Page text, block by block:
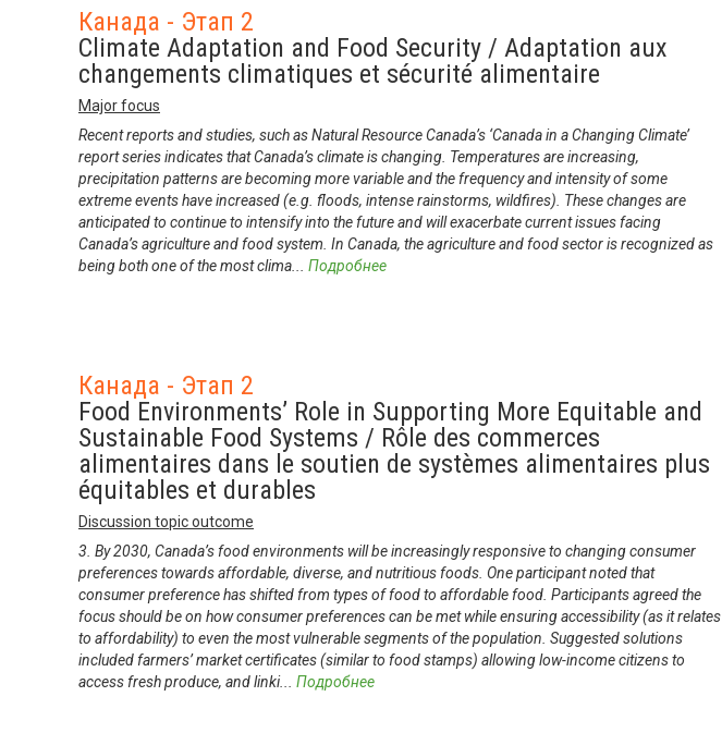
Канада - Этап 2
Climate Adaptation and Food Security / Adaptation aux
changements climatiques et sécurité alimentaire
Major focus
Recent reports and studies, such as Natural Resource Canada’s ‘Canada in a Changing Climate’
report series indicates that Canada’s climate is changing. Temperatures are increasing,
precipitation patterns are becoming more variable and the frequency and intensity of some
extreme events have increased (e.g. floods, intense rainstorms, wildfires). These changes are
anticipated to continue to intensify into the future and will exacerbate current issues facing
Canada’s agriculture and food system. In Canada, the agriculture and food sector is recognized as
being both one of the most clima... Подробнее
Канада - Этап 2
Food Environments’ Role in Supporting More Equitable and
Sustainable Food Systems / Rôle des commerces
alimentaires dans le soutien de systèmes alimentaires plus
équitables et durables
Discussion topic outcome
3. By 2030, Canada’s food environments will be increasingly responsive to changing consumer
preferences towards affordable, diverse, and nutritious foods. One participant noted that
consumer preference has shifted from types of food to affordable food. Participants agreed the
focus should be on how consumer preferences can be met while ensuring accessibility (as it relates
to affordability) to even the most vulnerable segments of the population. Suggested solutions
included farmers’ market certificates (similar to food stamps) allowing low-income citizens to
access fresh produce, and linki... Подробнее